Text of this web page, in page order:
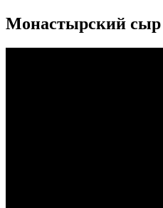
Монастырский сыр